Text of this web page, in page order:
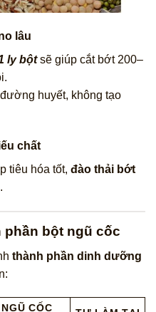
lâu
ly bộtsẽ giúp cắt bớt 200–
huyết, không tạo
chất
tiêu hóa tốt,đào thải bớt
phần bột ngũ cốc
thành phần dinh dưỡng
NGŨ CỐC